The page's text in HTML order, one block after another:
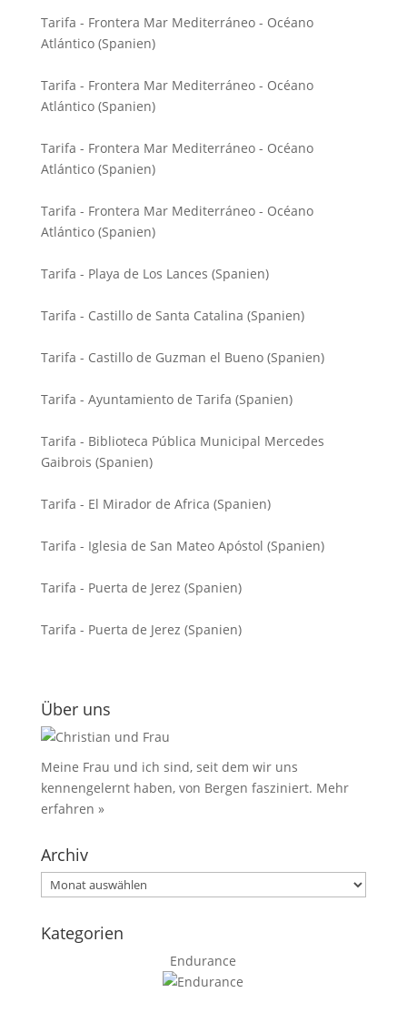
Tarifa - Frontera Mar Mediterráneo - Océano
Atlántico (Spanien)
Tarifa - Frontera Mar Mediterráneo - Océano
Atlántico (Spanien)
Tarifa - Frontera Mar Mediterráneo - Océano
Atlántico (Spanien)
Tarifa - Frontera Mar Mediterráneo - Océano
Atlántico (Spanien)
Tarifa - Playa de Los Lances (Spanien)
Tarifa - Castillo de Santa Catalina (Spanien)
Tarifa - Castillo de Guzman el Bueno (Spanien)
Tarifa - Ayuntamiento de Tarifa (Spanien)
Tarifa - Biblioteca Pública Municipal Mercedes
Gaibrois (Spanien)
Tarifa - El Mirador de Africa (Spanien)
Tarifa - Iglesia de San Mateo Apóstol (Spanien)
Tarifa - Puerta de Jerez (Spanien)
Tarifa - Puerta de Jerez (Spanien)
Über uns
Meine Frau und ich sind, seit dem wir uns
kennengelernt haben, von Bergen fasziniert. Mehr
erfahren »
Archiv
Archiv
Kategorien
Endurance